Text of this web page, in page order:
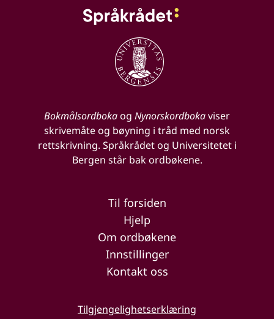
Bokmålsordbokaog Nynorskordbokaviser
skrivemåte og bøyning i tråd med norsk
rettskrivning. Språkrådet og Universitetet i
Bergen står bak ordbøkene.
Til forsiden
Hjelp
Om ordbøkene
Innstillinger
Kontakt oss
Tilgjengelighetserklæring